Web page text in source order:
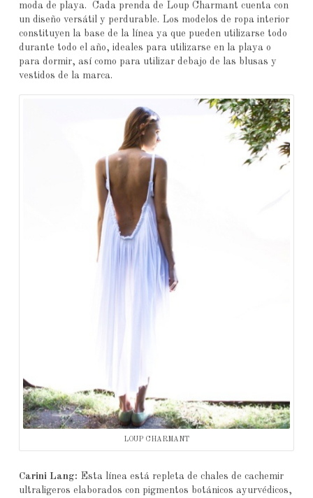
moda de playa. Cada prenda de Loup Charmant cuenta con
un diseño versátil y perdurable. Los modelos de ropa interior
constituyen la base de la línea ya que pueden utilizarse todo
durante todo el año, ideales para utilizarse en la playa o
para dormir, así como para utilizar debajo de las blusas y
vestidos de la marca.
LOUP CHARMANT
Carini Lang:
Esta línea está repleta de chales de cachemir
ultraligeros elaborados con pigmentos botánicos ayurvédicos,